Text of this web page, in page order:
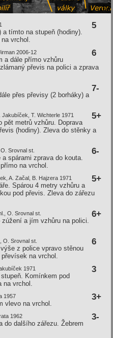
5
tímto na stupeň (hodiny).
vrchol.
2006-12 6
a dále přímo vzhůru
převis na polici a zprava
7-
přes převisy (2 borháky) a
Jakubí­ček, T. Wichterle 1971 5+
pět metrů vzhůru. Doprava
(hodiny). Zleva do stěnky a
Srovnal st. 6-
spárami zprava do kouta.
na vrchol.
A. Začal, B. Hajzera 1971 5+
Spárou 4 metry vzhůru a
pod převis. Zleva do zářezu
O. Srovnal st. 6+
a jím vzhůru na polici.
O. Srovnal st. 6
z police vpravo stěnou
na vrchol.
1971 3
Komínkem pod
na vrchol.
1957 3+
vlevo na vrchol.
1962 3-
do dalšího zářezu. Žebrem